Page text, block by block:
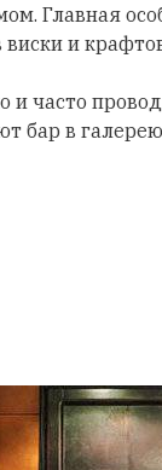
Главная
и
и часто
бар в